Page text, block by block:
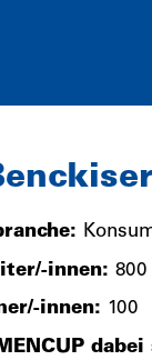
innen: 800
innen: 100
dabei